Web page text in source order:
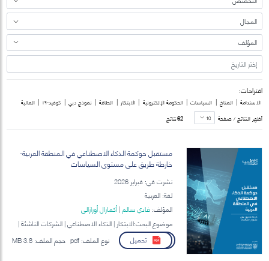
اقتراحات:
الاستدامة | المناخ | السياسات | الحكومة الإلكترونية | الابتكار | الطاقة | نموذج دبي | كوفيد-١٩ | المالية
أظهر النتائج / صفحة
62نتائج
مستقبل حوكمة الذكاء الاصطناعي في المنطقة العربية-
خارطة طريق على مستوى السياسات
نشرت في: فبراير 2026
لغة: العربية
المؤلف: فادي سالم| أكمارال أورازالي
موضوع البحث:الابتكار | الذكاء الاصطناعي | الشركات الناشئة |
الحوكمة الرقمية
تحميل نوع الملف: حجم الملف: